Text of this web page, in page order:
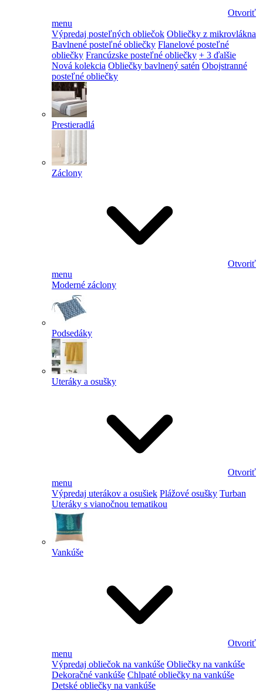
Otvoriť
menu
Výpredaj posteľných obliečok Obliečky z mikrovlákna
Bavlnené posteľné obliečky Flanelové posteľné
obliečky Francúzske posteľné obliečky + 3 ďalšie
Nová kolekcia Obliečky bavlnený satén Obojstranné
posteľné obliečky
Prestieradlá
Záclony
Otvoriť
menu
Moderné záclony
Podsedáky
Uteráky a osušky
Otvoriť
menu
Výpredaj uterákov a osušiek Plážové osušky Turban
Uteráky s vianočnou tematikou
Vankúše
Otvoriť
menu
Výpredaj obliečok na vankúše Obliečky na vankúše
Dekoračné vankúše Chlpaté obliečky na vankúše
Detské obliečky na vankúše